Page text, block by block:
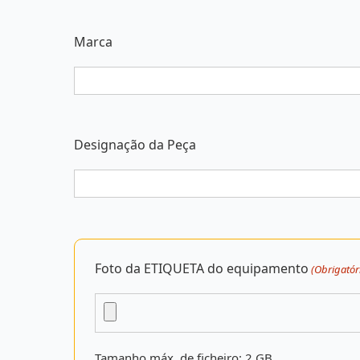
Marca
Designação da Peça
Foto da ETIQUETA do equipamento